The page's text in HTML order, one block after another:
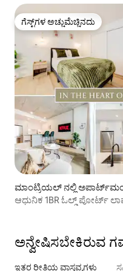
ಗೆಸ್ಟ್‌ಗಳ ಅಚ್ಚುಮೆಚ್ಚಿನದು
ಗೆಸ್ಟ್‌ಗಳ ಅಚ್ಚುಮೆಚ್ಚಿನದು
ಮಾಂಟ್ರಿಯಲ್ ನಲ್ಲಿ
ಆಧುನಿಕ 1BR ಓಲ್ಡ್ ಪೋರ್ಟ್
ಅನ್ವೇಷಿಸಬೇಕಿರುವ
ಇತರ ರೀತಿಯ ವಾಸ್ತವ್ಯಗಳು